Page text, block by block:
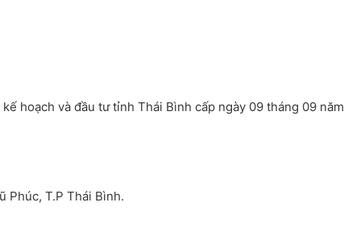
hoạch và đầu tư tỉnh Thái Bình cấp ngày 09 tháng 09 năm
Phúc, T.P Thái Bình.